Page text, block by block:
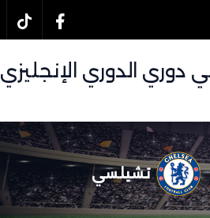
وموعد مباراة بيرنلي و تشيلسي بتاريخ 22/11/2025 في دوري الدوري الإنجليزي
تشيلسي